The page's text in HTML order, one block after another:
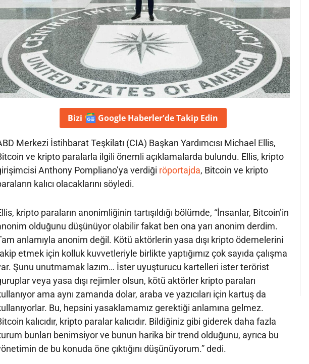
Bizi Google Haberler'deTakip Edin
Merkezi İstihbarat Teşkilatı (CIA) Başkan Yardımcısı Michael Ellis,
ve kripto paralarla ilgili önemli açıklamalarda bulundu. Ellis, kripto
Anthony Pompliano’ya verdiği röportajda, Bitcoin ve kripto
kalıcı olacaklarını söyledi.
kripto paraların anonimliğinin tartışıldığı bölümde, “İnsanlar, Bitcoin’in
olduğunu düşünüyor olabilir fakat ben ona yarı anonim derdim.
anlamıyla anonim değil. Kötü aktörlerin yasa dışı kripto ödemelerini
etmek için kolluk kuvvetleriyle birlikte yaptığımız çok sayıda çalışma
Şunu unutmamak lazım… İster uyuşturucu kartelleri ister terörist
veya yasa dışı rejimler olsun, kötü aktörler kripto paraları
ama aynı zamanda dolar, araba ve yazıcıları için kartuş da
Bu, hepsini yasaklamamız gerektiği anlamına gelmez.
kalıcıdır, kripto paralar kalıcıdır. Bildiğiniz gibi giderek daha fazla
bunları benimsiyor ve bunun harika bir trend olduğunu, ayrıca bu
de bu konuda öne çıktığını düşünüyorum.” dedi.